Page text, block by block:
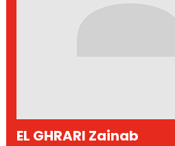
EL GHRARI Zainab